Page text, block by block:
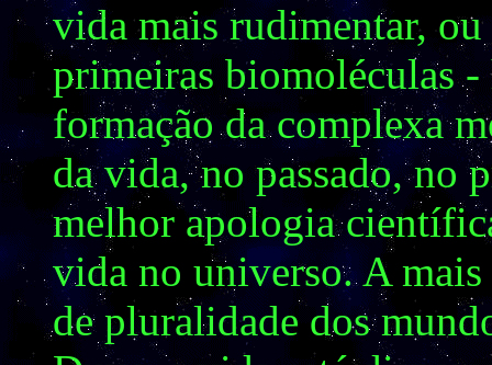
vida mais rudimentar, ou
primeiras biomoléculas -
formação da complexa
da vida, no passado, no
melhor apologia
vida no universo. A
de pluralidade dos